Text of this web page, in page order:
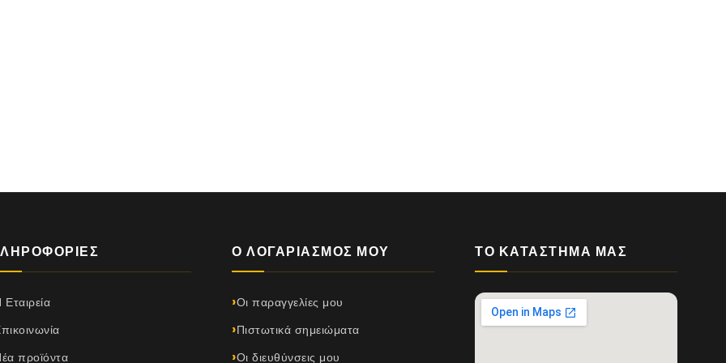
Εταιρεία
προϊόντα
Ο ΛΟΓΑΡΙΑΣΜΌΣ ΜΟΥ
Οι παραγγελίες μου
Πιστωτικά σημειώματα
Οι διευθύνσεις μου
ΤΟ ΚΑΤΆΣΤΗΜΆ ΜΑΣ